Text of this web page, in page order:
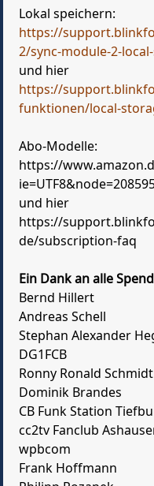
Lokal speichern:
https://
2/sync-module-2-
und hier
https://
funktionen/local-
Abo-Modelle:
https://
und hier
https://
de/subscription-faq
Ein Dank an alle
Bernd Hillert
Andreas Schell
Stephan Alexander
DG1FCB
Ronny Ronald Schmidt
Dominik Brandes
CB Funk Station
cc2tv Fanclub
wpbcom
Frank Hoffmann